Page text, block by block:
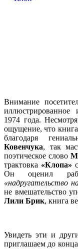
Внимание
иллюстрированное
1974 года.
ощущение, что
благодаря
Ковенчука, так
поэтическое слово
трактовка «Клопа»
Он оценил
«надругательство
не вмешательство
Лили Брик, книга
Увидеть эти и
приглашаем до